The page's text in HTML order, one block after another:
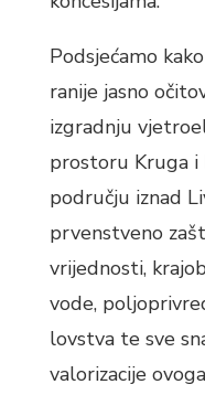
Podsjećamo
ranije jasno
izgradnju
prostoru Kruga
području iznad
prvenstveno
vrijednosti,
vode,
lovstva te sve
valorizacije